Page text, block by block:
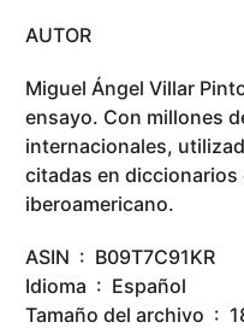
AUTOR
Miguel Ángel Villar
ensayo. Con millones
internacionales,
citadas en
iberoamericano.
ASIN ‏ : ‎ B09T7C91KR
Idioma ‏ : ‎ Español
Tamaño